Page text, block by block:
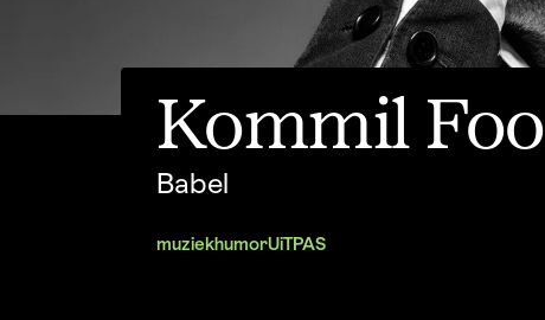
Kommil Foo
Babel
muziekhumorUiTPAS